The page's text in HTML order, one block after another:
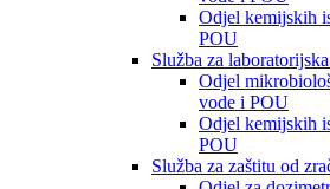
Odjel kemijskih
POU
Služba za
Odjel
vode i POU
Odjel kemijskih
POU
Služba za zaštitu od